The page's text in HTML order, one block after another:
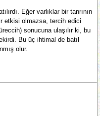
Eğer varlıklar bir tanrının
etkisi olmazsa, tercih edici
sonucuna ulaşılır ki, bu
Bu üç ihtimal de batıl
olur.